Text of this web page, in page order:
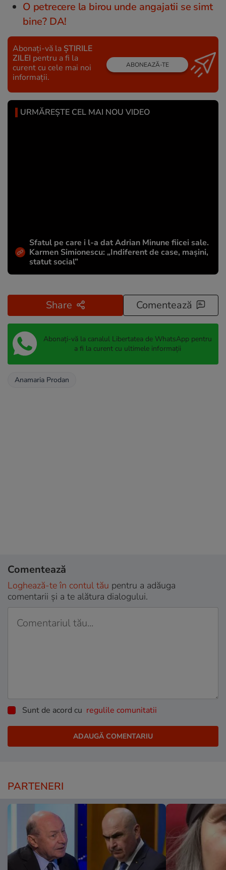
O petrecere la birou unde angajatii se simt
bine? DA!
Abonați-vă la ȘTIRILE
ZILEI pentru a fi la
curent cu cele mai noi
informații.
ABONEAZĂ-TE
URMĂREȘTE CEL MAI NOU VIDEO
Sfatul pe care i l-a dat Adrian Minune fiicei sale.
Karmen Simionescu: „Indiferent de case, mașini,
statut social”
Share Comentează
Abonați-vă la canalul Libertatea de WhatsApp pentru
a fi la curent cu ultimele informații
Anamaria Prodan
Comentează
Loghează-te în contul tău pentru a adăuga
comentarii și a te alătura dialogului.
Sunt de acord cu regulile comunitatii
PARTENERI